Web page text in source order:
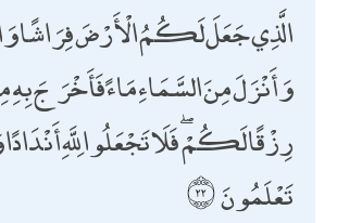
الَّذِي جَعَلَ لَكُمُ الْأَرْضَ فِرَاشًا
وَأَنْزَلَ مِنَ السَّمَاءِ مَاءً فَأَخْرَجَ
رِزْقًا لَكُمْ ۖ فَلَا تَجْعَلُوا لِلَّهِ أَنْدَادًا
تَعْلَمُونَ